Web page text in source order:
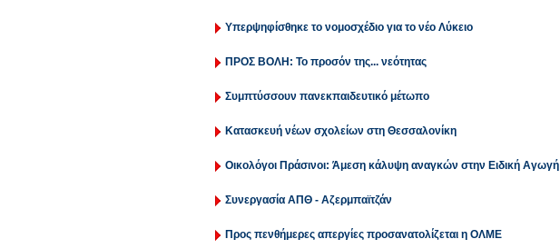
Υπερψηφίσθηκε το νομοσχέδιο για το νέο Λύκειο
ΠΡΟΣ ΒΟΛΗ: Το προσόν της... νεότητας
Συμπτύσσουν πανεκπαιδευτικό μέτωπο
Κατασκευή νέων σχολείων στη Θεσσαλονίκη
Οικολόγοι Πράσινοι: Άμεση κάλυψη αναγκών στην Ειδική Αγωγή
Συνεργασία ΑΠΘ - Αζερμπαϊτζάν
Προς πενθήμερες απεργίες προσανατολίζεται η ΟΛΜΕ